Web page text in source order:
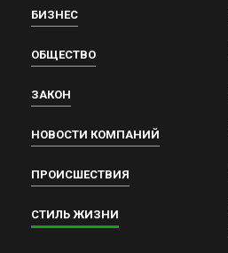
БИЗНЕС
ОБЩЕСТВО
ЗАКОН
НОВОСТИ КОМПАНИЙ
ПРОИСШЕСТВИЯ
СТИЛЬ ЖИЗНИ